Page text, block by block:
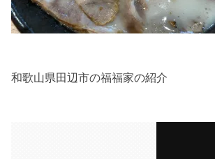
和歌山県田辺市の福福家の紹介